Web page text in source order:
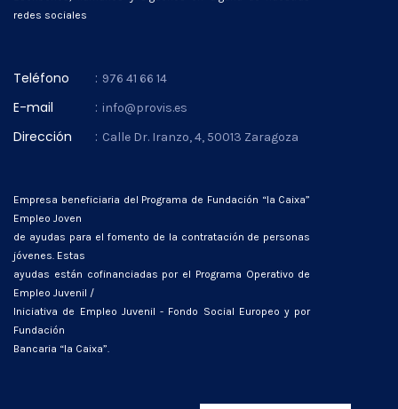
redes sociales
Teléfono : 976 41 66 14
E-mail : info@provis.es
Dirección : Calle Dr. Iranzo, 4, 50013 Zaragoza
Empresa beneficiaria del Programa de Fundación “la Caixa”
Empleo Joven
de ayudas para el fomento de la contratación de personas
jóvenes. Estas
ayudas están cofinanciadas por el Programa Operativo de
Empleo Juvenil /
Iniciativa de Empleo Juvenil - Fondo Social Europeo y por
Fundación
Bancaria “la Caixa”.